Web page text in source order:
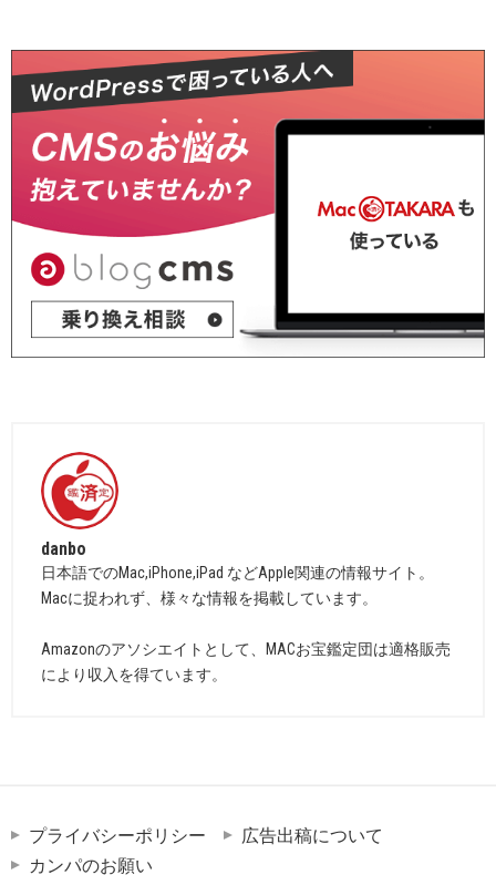
danbo
日本語でのMac,iPhone,iPad などApple関連の情報サイト。
Macに捉われず、様々な情報を掲載しています。
Amazonのアソシエイトとして、MACお宝鑑定団は適格販売
により収入を得ています。
プライバシーポリシー
広告出稿について
カンパのお願い